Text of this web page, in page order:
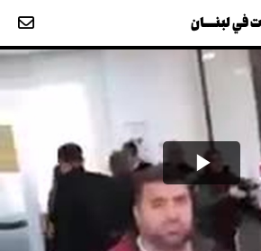
لبنــــان